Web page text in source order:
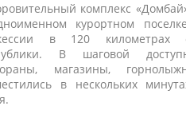
комплекс
курортном
в 120 километрах
В шаговой
магазины,
в нескольких